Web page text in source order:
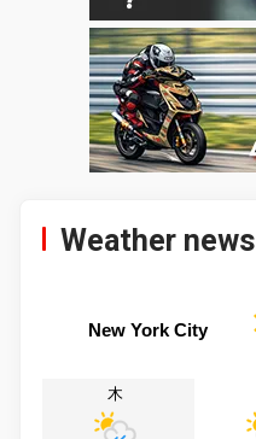
Weather news
New York City
木